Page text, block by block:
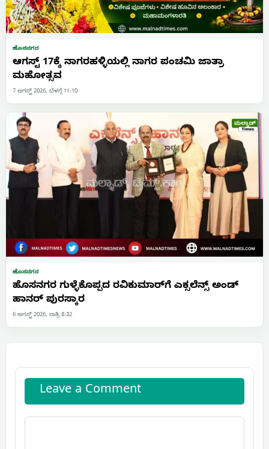
ಹೊಸನಗರ
ಆಗಸ್ಟ್ 17ಕ್ಕೆ ನಾಗರಹಳ್ಳಿಯಲ್ಲಿ ನಾಗರ ಪಂಚಮಿ ಜಾತ್ರಾ
ಮಹೋತ್ಸವ
7 ಆಗಸ್ಟ್ 2026, ಬೆಳಗ್ಗೆ 11:10
ಹೊಸನಗರ
ಹೊಸನಗರ ಗುಳ್ಳೆಕೊಪ್ಪದ ರವಿಕುಮಾರ್‌ಗೆ ಎಕ್ಸಲೆನ್ಸ್ ಅಂಡ್
ಹಾನರ್ ಪುರಸ್ಕಾರ
6 ಆಗಸ್ಟ್ 2026, ರಾತ್ರಿ 8:32
Leave a Comment
Comment